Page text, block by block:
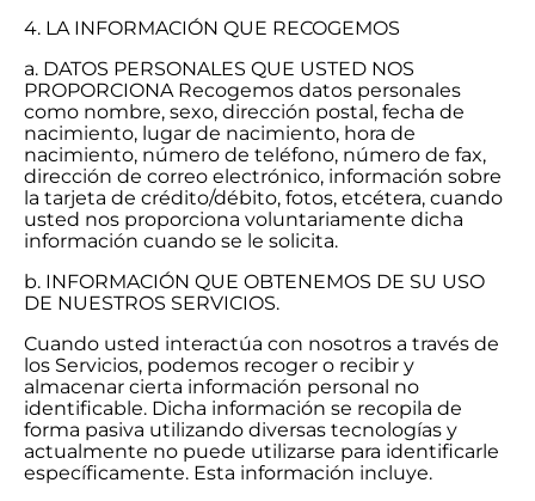
4. LA INFORMACIÓN QUE RECOGEMOS
a. DATOS PERSONALES QUE USTED NOS
PROPORCIONA Recogemos datos personales
como nombre, sexo, dirección postal, fecha de
nacimiento, lugar de nacimiento, hora de
nacimiento, número de teléfono, número de fax,
dirección de correo electrónico, información sobre
la tarjeta de crédito/débito, fotos, etcétera, cuando
usted nos proporciona voluntariamente dicha
información cuando se le solicita.
b. INFORMACIÓN QUE OBTENEMOS DE SU USO
DE NUESTROS SERVICIOS.
Cuando usted interactúa con nosotros a través de
los Servicios, podemos recoger o recibir y
almacenar cierta información personal no
identificable. Dicha información se recopila de
forma pasiva utilizando diversas tecnologías y
actualmente no puede utilizarse para identificarle
específicamente. Esta información incluye.